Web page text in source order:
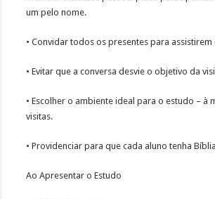
um pelo nome.
• Convidar todos os presentes para
• Evitar que a conversa desvie o objetivo da
• Escolher o ambiente ideal para o estudo – à
visitas.
• Providenciar para que cada aluno tenha
Ao Apresentar o Estudo